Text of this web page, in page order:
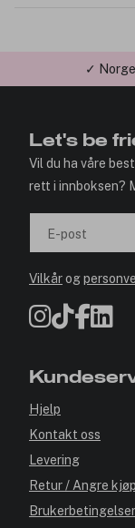
Let's be
Vil du ha våre
rett i innboksen?
E-post
Vilkårog
Hjelp
Kontakt oss
Levering
Retur / Angre kjøp
Brukerbetingelser